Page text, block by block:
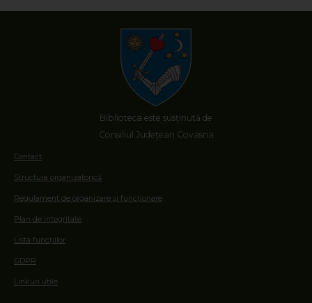
Biblioteca este susținută de
Consiliul Județean Covasna
Contact
Structura organizatorică
Regulament de organizare și funcționare
Plan de integritate
Lista funcțiilor
GDPR
Linkuri utile